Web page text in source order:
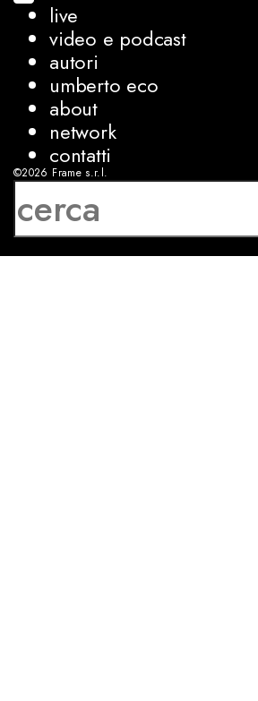
live
video e podcast
autori
umberto eco
about
network
contatti
©2026 Frame s.r.l.
P.IVA 08927250962
sviluppo:Luca Bunino